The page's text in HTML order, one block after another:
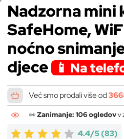
👀Zanimanje: 106 ogledovv
Nadzorna mini
SafeHome,
noćno
djece
📱 Na
4.4/5(83)
Već smo prodali više od